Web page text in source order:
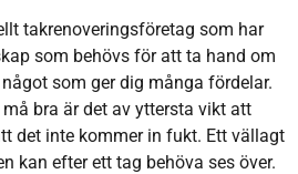
takrenoveringsföretag som har
som behövs för att ta hand om
som ger dig många fördelar.
bra är det av yttersta vikt att
det inte kommer in fukt. Ett vällagt
kan efter ett tag behöva ses över.